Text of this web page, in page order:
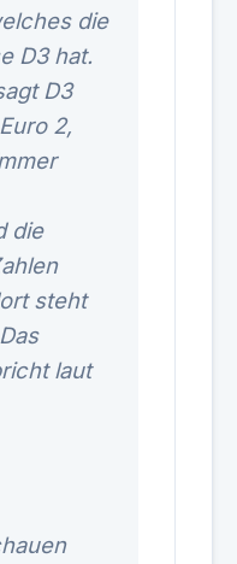
die
D3 hat.
D3
2,
die
steht
laut